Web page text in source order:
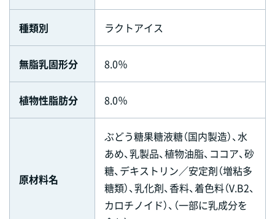
種類別 ラクトアイス
無脂乳固形分 8.0％
植物性脂肪分 8.0％
原材料名
ぶどう糖果糖液糖（国内製造）、水
あめ、乳製品、植物油脂、ココア、砂
糖、デキストリン／安定剤（増粘多
糖類）、乳化剤、香料、着色料（V.B2、
カロチノイド）、（一部に乳成分を